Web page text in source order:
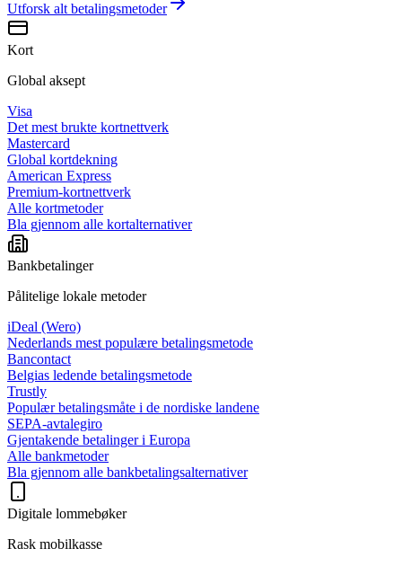
Utforsk alt betalingsmetoder
Kort
Global aksept
Visa
Det mest brukte kortnettverk
Mastercard
Global kortdekning
American Express
Premium-kortnettverk
Alle kortmetoder
Bla gjennom alle kortalternativer
Bankbetalinger
Pålitelige lokale metoder
iDeal (Wero)
Nederlands mest populære betalingsmetode
Bancontact
Belgias ledende betalingsmetode
Trustly
Populær betalingsmåte i de nordiske landene
SEPA-avtalegiro
Gjentakende betalinger i Europa
Alle bankmetoder
Bla gjennom alle bankbetalingsalternativer
Digitale lommebøker
Rask mobilkasse